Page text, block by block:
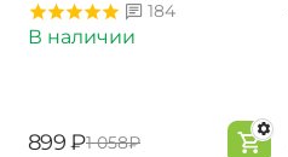
184
В наличии
‍899‍ ₽‍1 058‍₽